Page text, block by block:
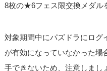
8枚の★6フェス限交換メダル
対象期間中にパズドラにログ
が有効になっていなかった
手できないため、注意しまし